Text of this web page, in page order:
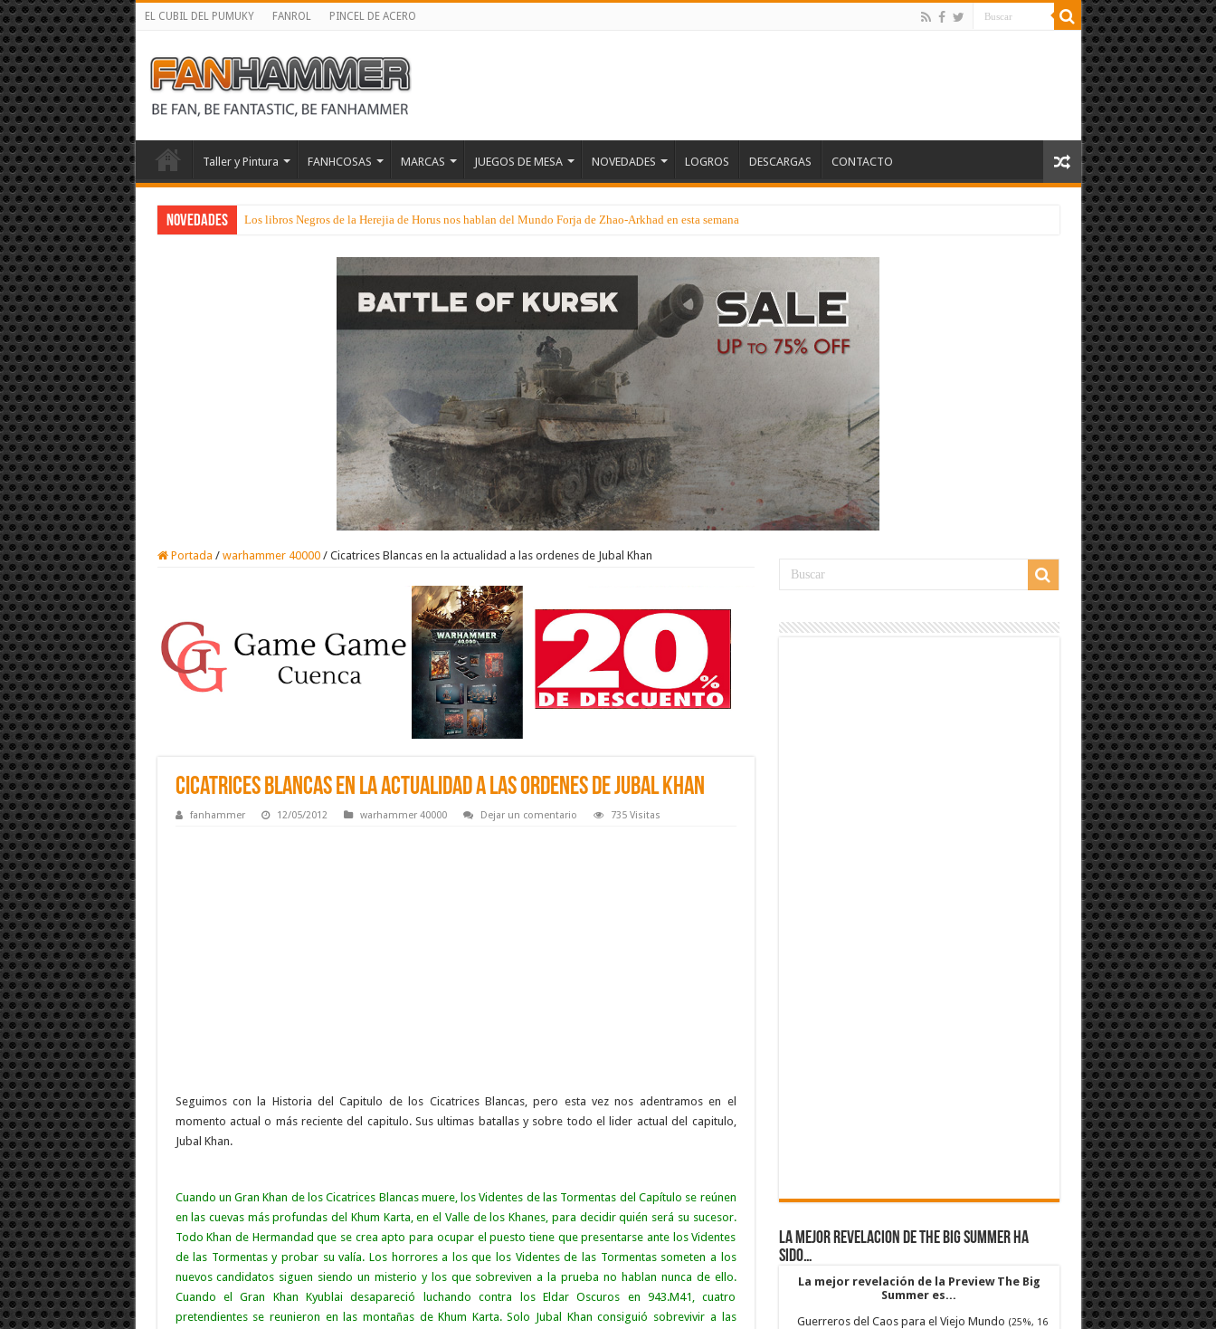
EL CUBIL DEL PUMUKY FANROL PINCEL DE ACERO
Taller y Pintura FANHCOSAS MARCAS JUEGOS DE MESA NOVEDADES LOGROS DESCARGAS CONTACTO
NOVEDADES Los libros Negros de la Herejia de Horus nos hablan del Mundo Forja de Zhao-Arkhad en esta semana
Portada / warhammer 40000 / Cicatrices Blancas en la actualidad a las ordenes de Jubal Khan
Cicatrices Blancas en la actualidad a las ordenes de Jubal Khan
fanhammer 12/05/2012 warhammer 40000 Dejar un comentario 735 Visitas
Seguimos con la Historia del Capitulo de los Cicatrices Blancas, pero esta vez nos adentramos en el
momento actual o más reciente del capitulo. Sus ultimas batallas y sobre todo el lider actual del capitulo,
Jubal Khan.
Cuando un Gran Khan de los Cicatrices Blancas muere, losVidentes de las Tormentas del Capítulo se reúnen
en las cuevas más profundas del Khum Karta, en el Valle de los Khanes, para decidir quién será su sucesor.
Todo Khan de Hermandad que se crea apto para ocupar el puesto tiene que presentarse ante los Videntes
de las Tormentas y probar su valía. Los horrores a los que los Videntes de las Tormentas someten a los
nuevos candidatos siguen siendo un misterio y los que sobreviven a la prueba no hablan nunca de ello.
Cuando el Gran Khan Kyublai desapareció luchando contra los Eldar Oscuros en 943.M41, cuatro
pretendientes se reunieron en las montañas de Khum Karta. Solo Jubal Khan consiguió sobrevivir a las
La mejor revelacion de The Big Summer ha
sido…
La mejor revelación de la Preview The Big
Summer es...
Guerreros del Caos para el Viejo Mundo (25%, 16